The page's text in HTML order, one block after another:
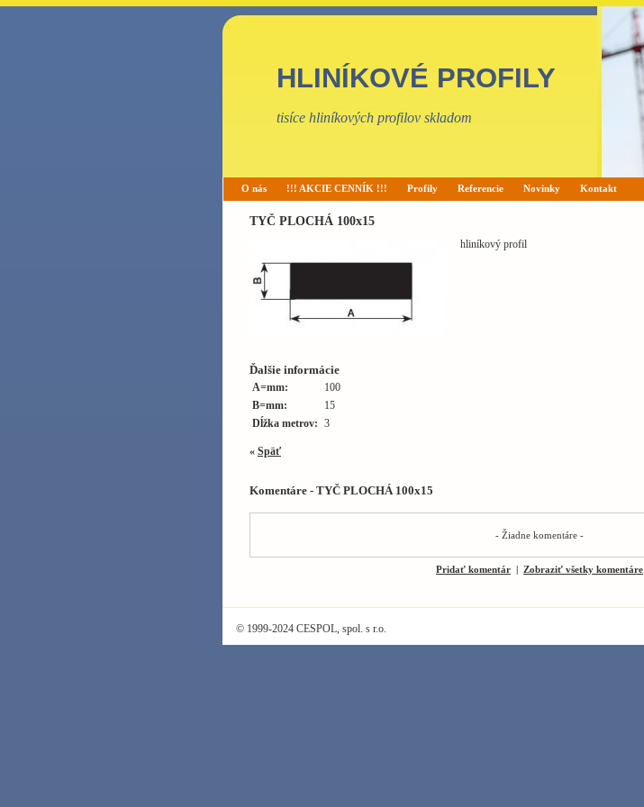
HLINÍKOVÉ PROFILY
tisíce hliníkových profilov skladom
O nás !!! AKCIE CENNÍK !!! Profily Referencie Novinky Kontakt
TYČ PLOCHÁ 100x15
hliníkový profil
Ďalšie informácie
A=mm:
100
B=mm:
15
Dĺžka metrov: 3
« Späť
Komentáre - TYČ PLOCHÁ 100x15
- Žiadne komentáre -
Pridať komentár | Zobraziť všetky komentáre
© 1999-2024 CESPOL, spol. s r.o.